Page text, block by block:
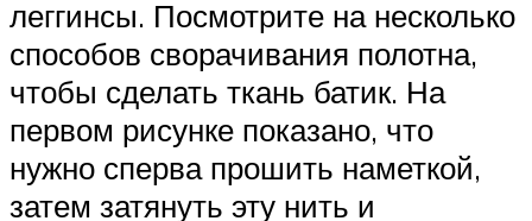
леггинсы. Посмотрите на несколько
способов сворачивания полотна,
чтобы сделать ткань батик. На
первом рисунке показано, что
нужно сперва прошить наметкой,
затем затянуть эту нить и